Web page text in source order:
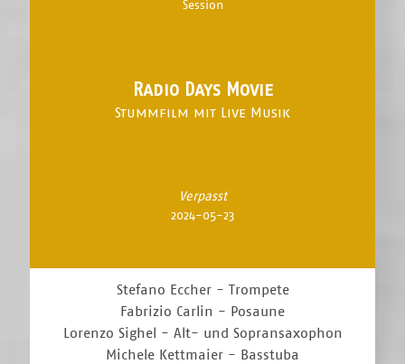
Session
Radio Days Movie
Stummfilm mit Live Musik
Verpasst
2024-05-23
Stefano Eccher - Trompete
Fabrizio Carlin - Posaune
Lorenzo Sighel - Alt- und Sopransaxophon
Michele Kettmaier - Basstuba